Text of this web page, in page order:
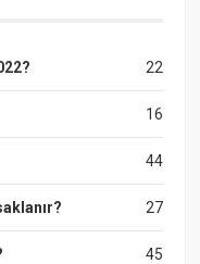
22
16
44
27
45